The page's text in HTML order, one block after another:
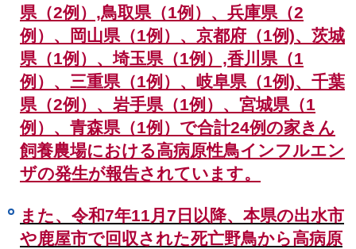
県（2例）,鳥取県（1例）、兵庫県（2
例）、
岡山県（1例）、京都府（1例)、茨城
県（1例）、埼玉県（1例）,香川県（1
例）、三重県（1例）、岐阜県（1例)、千葉
県（2例）、岩手県（1例）、宮城県（1
例）、青森県（1例） で合計24例の家きん
飼養農場における高病原性鳥インフルエン
ザの発生が報告されています。
また、令和7年11月7日以降、本県の出水市
や鹿屋市で回収された死亡野鳥から高病原